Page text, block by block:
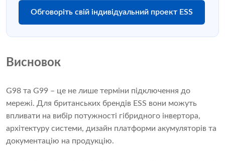
Обговоріть свій індивідуальний проект ESS
Висновок
G98 та G99 – це не лише терміни підключення до
мережі. Для британських брендів ESS вони можуть
впливати на вибір потужності гібридного інвертора,
архітектуру системи, дизайн платформи акумуляторів та
документацію на продукцію.